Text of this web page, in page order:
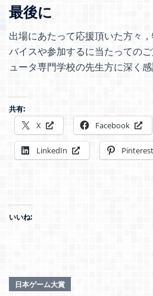
最後に
出場にあたって応援頂いた方々
バイスや参加するに当たっての
ュータ専門学校の先生方に深く感
共有:
X Facebook
LinkedIn Pinterest
いいね:
日本ゲーム大賞